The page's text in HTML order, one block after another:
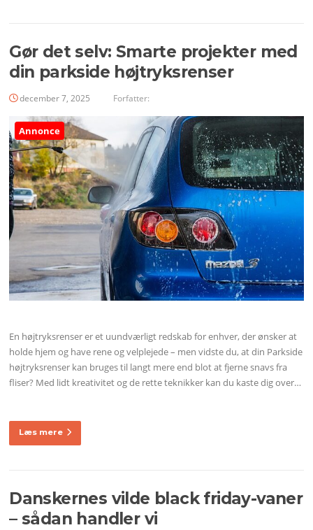
Gør det selv: Smarte projekter med
din parkside højtryksrenser
december 7, 2025 Forfatter:
Annonce
En højtryksrenser er et uundværligt redskab for enhver, der ønsker at
holde hjem og have rene og velplejede – men vidste du, at din Parkside
højtryksrenser kan bruges til langt mere end blot at fjerne snavs fra
fliser? Med lidt kreativitet og de rette teknikker kan du kaste dig over…
Læs mere
Danskernes vilde black friday-vaner
– sådan handler vi